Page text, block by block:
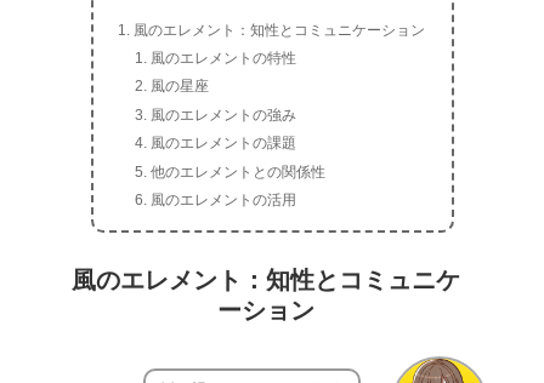
風のエレメント：知性とコミュニケーション
風のエレメントの特性
風の星座
風のエレメントの強み
風のエレメントの課題
他のエレメントとの関係性
風のエレメントの活用
風のエレメント：知性とコミュニケ
ーション